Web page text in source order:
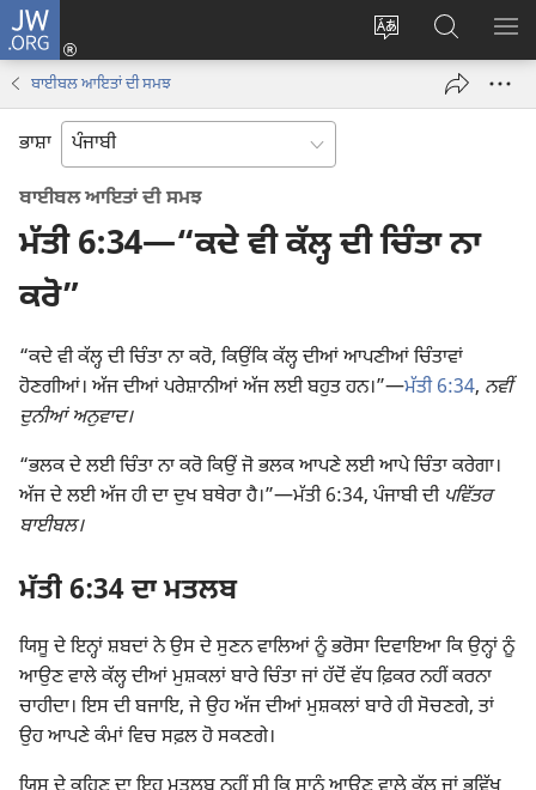
JW.ORG
ਸਾਈਟ
ਭਾਸ਼ਾ
ਲਾਗ-
new
JW.ORG
ʼਤੇ
ਖੋਜ
ਬਾਈਬਲ ਆਇਤਾਂ ਦੀ ਸਮਝ
ਭਾਸ਼ਾ
ਬਾਈਬਲ ਆਇਤਾਂ ਦੀ ਸਮਝ
ਮੱਤੀ 6:34—“ਕਦੇ ਵੀ ਕੱਲ੍ਹ ਦੀ ਚਿੰਤਾ ਨਾ
ਕਰੋ”
“ਕਦੇ ਵੀ ਕੱਲ੍ਹ ਦੀ ਚਿੰਤਾ ਨਾ ਕਰੋ, ਕਿਉਂਕਿ ਕੱਲ੍ਹ ਦੀਆਂ ਆਪਣੀਆਂ ਚਿੰਤਾਵਾਂ
ਹੋਣਗੀਆਂ। ਅੱਜ ਦੀਆਂ ਪਰੇਸ਼ਾਨੀਆਂ ਅੱਜ ਲਈ ਬਹੁਤ ਹਨ।”—ਮੱਤੀ 6:34, ਨਵੀਂ
ਦੁਨੀਆਂ ਅਨੁਵਾਦ।
“ਭਲਕ ਦੇ ਲਈ ਚਿੰਤਾ ਨਾ ਕਰੋ ਕਿਉਂ ਜੋ ਭਲਕ ਆਪਣੇ ਲਈ ਆਪੇ ਚਿੰਤਾ ਕਰੇਗਾ।
ਅੱਜ ਦੇ ਲਈ ਅੱਜ ਹੀ ਦਾ ਦੁਖ ਬਥੇਰਾ ਹੈ।”—ਮੱਤੀ 6:34, ਪੰਜਾਬੀ ਦੀ ਪਵਿੱਤਰ
ਬਾਈਬਲ।
ਮੱਤੀ 6:34 ਦਾ ਮਤਲਬ
ਯਿਸੂ ਦੇ ਇਨ੍ਹਾਂ ਸ਼ਬਦਾਂ ਨੇ ਉਸ ਦੇ ਸੁਣਨ ਵਾਲਿਆਂ ਨੂੰ ਭਰੋਸਾ ਦਿਵਾਇਆ ਕਿ ਉਨ੍ਹਾਂ ਨੂੰ
ਆਉਣ ਵਾਲੇ ਕੱਲ੍ਹ ਦੀਆਂ ਮੁਸ਼ਕਲਾਂ ਬਾਰੇ ਚਿੰਤਾ ਜਾਂ ਹੱਦੋਂ ਵੱਧ ਫ਼ਿਕਰ ਨਹੀਂ ਕਰਨਾ
ਚਾਹੀਦਾ। ਇਸ ਦੀ ਬਜਾਇ, ਜੇ ਉਹ ਅੱਜ ਦੀਆਂ ਮੁਸ਼ਕਲਾਂ ਬਾਰੇ ਹੀ ਸੋਚਣਗੇ, ਤਾਂ
ਉਹ ਆਪਣੇ ਕੰਮਾਂ ਵਿਚ ਸਫ਼ਲ ਹੋ ਸਕਣਗੇ।